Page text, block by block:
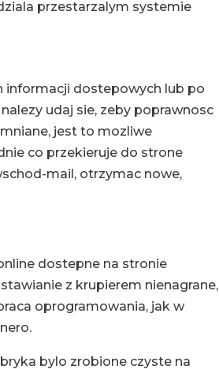
przestarzalym systemie
informacji dostepowych lub po
udaj sie, zeby poprawnosc
jest to mozliwe
co przekieruje do strone
mail, otrzymac nowe,
dostepne na stronie
z krupierem nienagrane,
oprogramowania, jak w
bylo zrobione czyste na